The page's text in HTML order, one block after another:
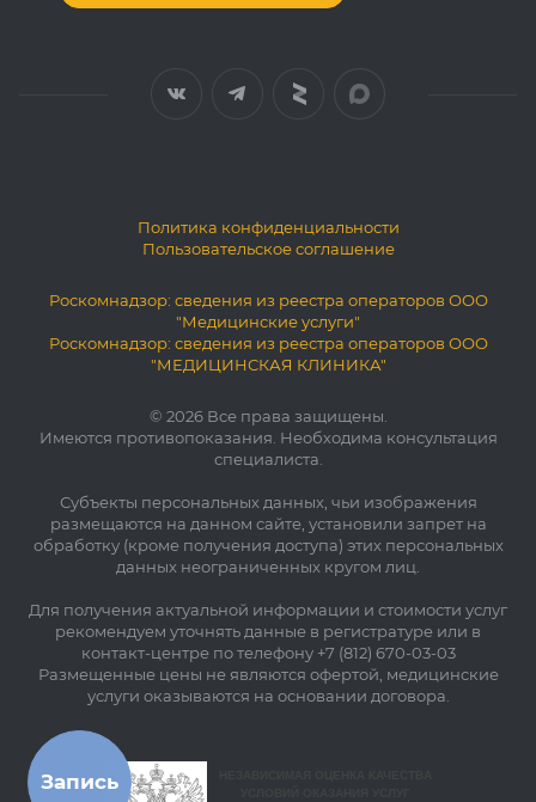
Политика конфиденциальности
Пользовательское соглашение
Роскомнадзор: сведения из реестра операторов ООО
"Медицинские услуги"
Роскомнадзор: сведения из реестра операторов ООО
"МЕДИЦИНСКАЯ КЛИНИКА"
© 2026 Все права защищены.
Имеются противопоказания. Необходима консультация
специалиста.
Субъекты персональных данных, чьи изображения
размещаются на данном сайте, установили запрет на
обработку (кроме получения доступа) этих персональных
данных неограниченных кругом лиц.
Для получения актуальной информации и стоимости услуг
рекомендуем уточнять данные в регистратуре или в
контакт-центре по телефону +7 (812) 670-03-03
Размещенные цены не являются офертой, медицинские
услуги оказываются на основании договора.
Запись